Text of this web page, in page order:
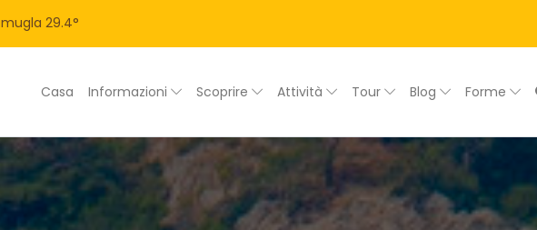
mugla 29.4°
Casa Informazioni Scoprire Attività Tour Blog Forme